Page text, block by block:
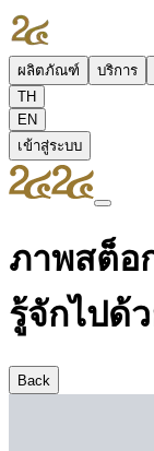
ผลิตภัณฑ์ บริการ
TH
EN
เข้าสู่ระบบ
ภาพสต็อ
รู้จักไปด้
Back